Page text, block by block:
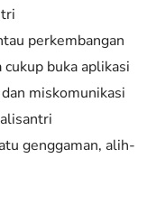
perkembangan
buka aplikasi
miskomunikasi
genggaman, alih-